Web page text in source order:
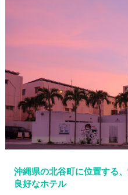
沖縄県の北谷町に位置する
良好なホテル